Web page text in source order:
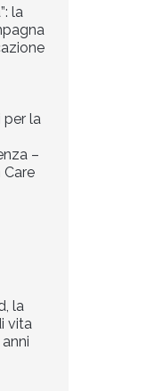
la
per la
–
la
vita